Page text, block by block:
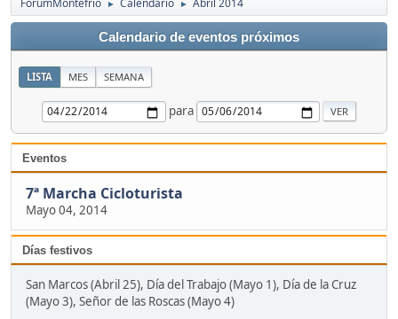
ForumMontefrio ► Calendario ► Abril 2014
Calendario de eventos próximos
LISTA MES SEMANA
para
Eventos
7ª Marcha Cicloturista
Mayo 04, 2014
Días festivos
San Marcos (Abril 25), Día del Trabajo (Mayo 1), Día de la Cruz
(Mayo 3), Señor de las Roscas (Mayo 4)